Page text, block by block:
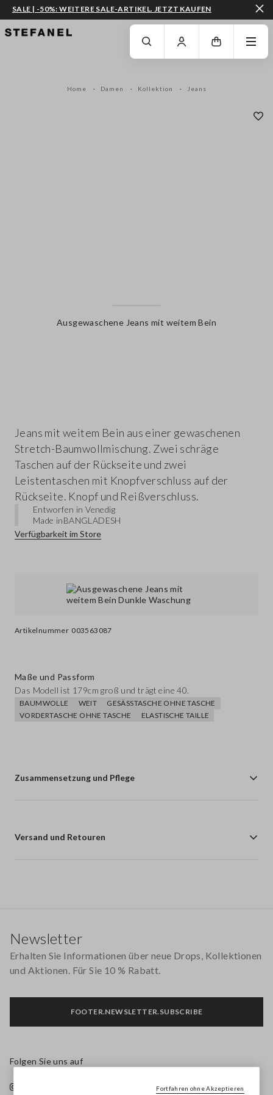
ZUM HAUPTINHALT SPRINGEN GEHEN SIE ZUM ENDE DER SEITE
SALE | -50%: WEITERE SALE-ARTIKEL. JETZT KAUFEN
Home Damen Kollektion Jeans
Ausgewaschene Jeans mit weitem Bein
Artikelnummer 003563087
Jeans mit weitem Bein aus einer gewaschenen
Stretch-Baumwollmischung. Zwei schräge
Taschen auf der Rückseite und zwei
Leistentaschen mit Knopfverschluss auf der
Rückseite. Knopf und Reißverschluss.
Entworfen in Venedig
Made inBANGLADESH
Verfügbarkeit im Store
Maße und Passform
Das Modell ist 179cm groß und trägt eine 40.
BAUMWOLLE WEIT
GESÄSSTASCHE OHNE TASCHE
VORDERTASCHE OHNE TASCHE
ELASTISCHE TAILLE
Zusammensetzung und Pflege
Versand und Retouren
Newsletter
Erhalten Sie Informationen über neue Drops, Kollektionen
und Aktionen. Für Sie 10 % Rabatt.
FOOTER.NEWSLETTER.SUBSCRIBE
Folgen Sie uns auf
Fortfahren ohne Akzeptieren